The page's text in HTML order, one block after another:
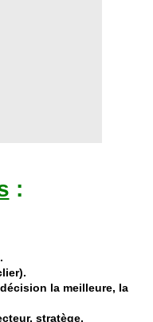
:
la meilleure, la
stratège.